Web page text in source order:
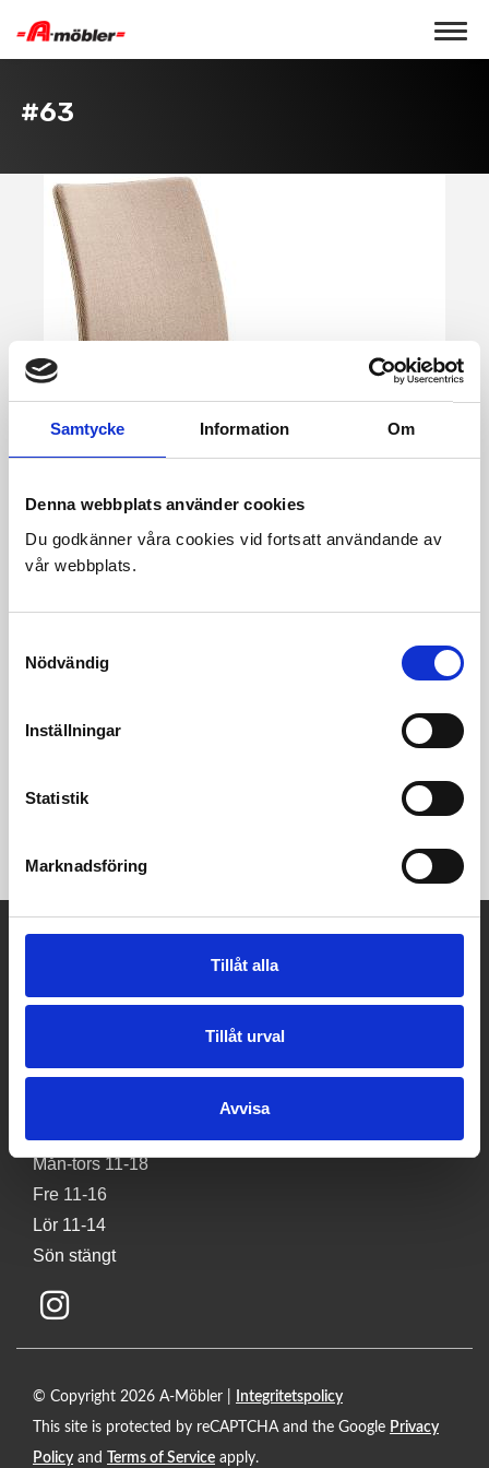
Samtycke Information Om
Denna webbplats använder cookies
Du godkänner våra cookies vid fortsatt användande av
vår webbplats.
Nödvändig
Inställningar
Statistik
Marknadsföring
Tillåt alla
Tillåt urval
Avvisa
Toggle
#63
A-Möbler
541 34 Skövde
E-post:info@a-mobler.se
Mån-tors 11-18
Fre 11-16
Lör 11-14
Sön stängt
© Copyright 2026 A-Möbler |
Integritetspolicy
This site is protected by reCAPTCHA and the Google Privacy
Policy and Terms of Service apply.